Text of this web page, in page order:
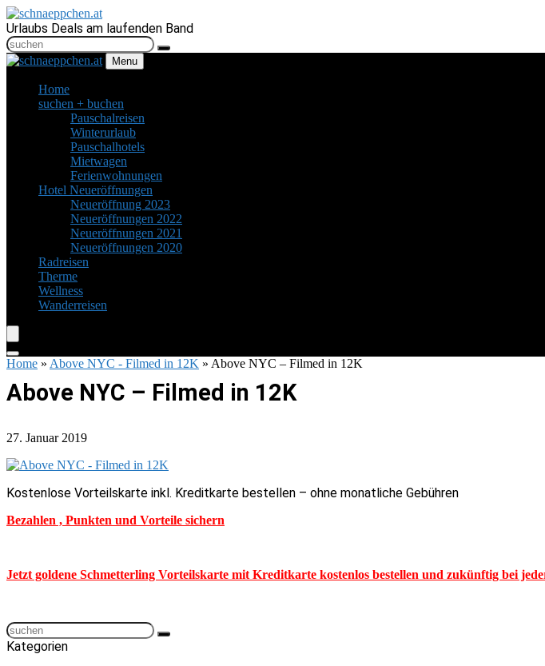
Urlaubs Deals am laufenden Band
Menu
Home
suchen + buchen
Pauschalreisen
Winterurlaub
Pauschalhotels
Mietwagen
Ferienwohnungen
Hotel Neueröffnungen
Neueröffnung 2023
Neueröffnungen 2022
Neueröffnungen 2021
Neueröffnungen 2020
Radreisen
Therme
Wellness
Wanderreisen
Home » Above NYC - Filmed in 12K » Above NYC – Filmed in 12K
Above NYC – Filmed in 12K
27. Januar 2019
Kostenlose Vorteilskarte inkl. Kreditkarte bestellen – ohne monatliche Gebühren
Bezahlen , Punkten und Vorteile sichern
Jetzt goldene Schmetterling Vorteilskarte mit Kreditkarte kostenlos bestellen und zukünftig bei
Kategorien